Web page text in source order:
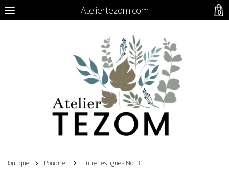
Ateliertezom.com
Boutique Poudrier Entre les lignes No. 3
0